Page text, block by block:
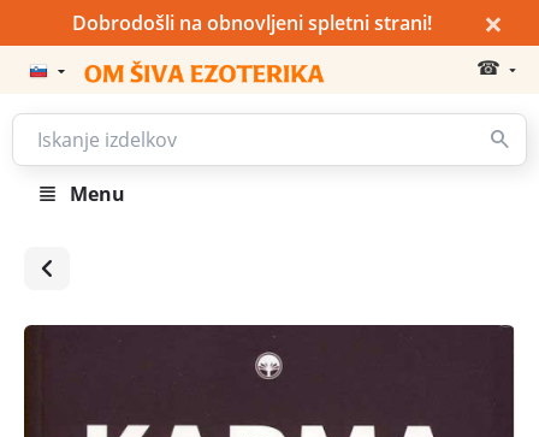
Dobrodošli na obnovljeni spletni strani! ×
☎
Menu